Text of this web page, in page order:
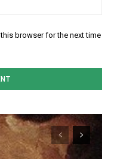
browser for the next time